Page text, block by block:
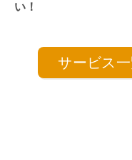
い！
サービス